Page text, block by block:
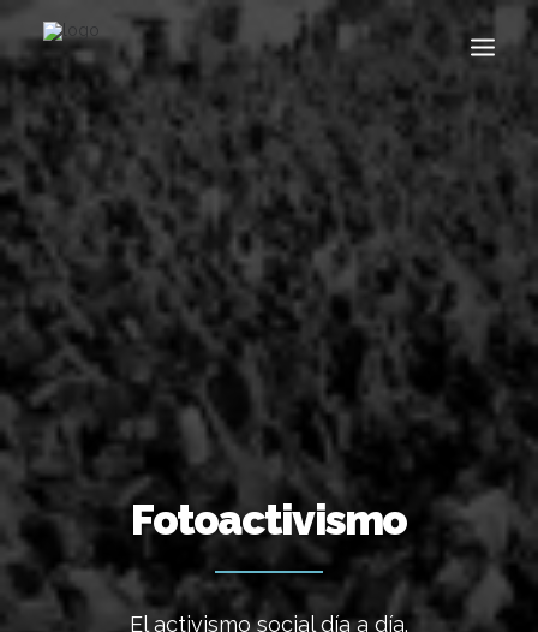
Buscar
Fotoactivismo
El activismo social día a día.